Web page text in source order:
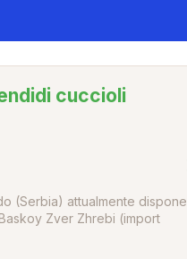
cuccioli
(Serbia) attualmente dispone
Zver Zhrebi (import